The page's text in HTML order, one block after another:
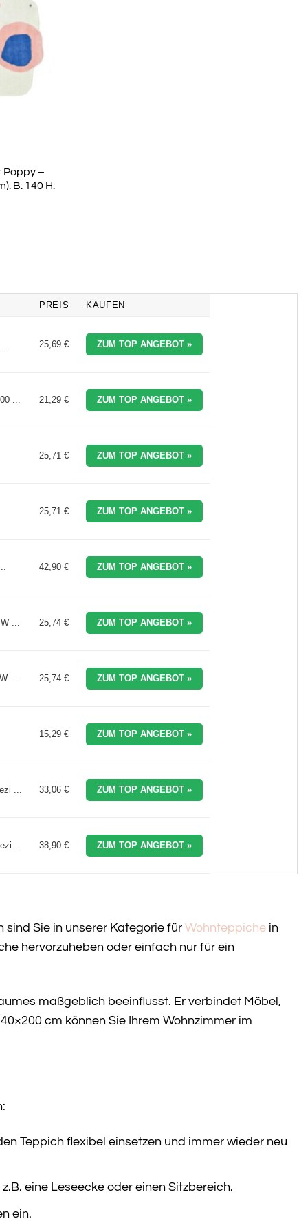
Poppy –
B: 140 H:
PREIS KAUFEN
25,69 € ZUM TOP ANGEBOT »
... 21,29 € ZUM TOP ANGEBOT »
25,71 € ZUM TOP ANGEBOT »
25,71 € ZUM TOP ANGEBOT »
42,90 € ZUM TOP ANGEBOT »
... 25,74 € ZUM TOP ANGEBOT »
... 25,74 € ZUM TOP ANGEBOT »
15,29 € ZUM TOP ANGEBOT »
... 33,06 € ZUM TOP ANGEBOT »
... 38,90 € ZUM TOP ANGEBOT »
sind Sie in unserer Kategorie für Wohnteppiche in
hervorzuheben oder einfach nur für ein
maßgeblich beeinflusst. Er verbindet Möbel,
cm können Sie Ihrem Wohnzimmer im
Teppich flexibel einsetzen und immer wieder neu
eine Leseecke oder einen Sitzbereich.
ein.